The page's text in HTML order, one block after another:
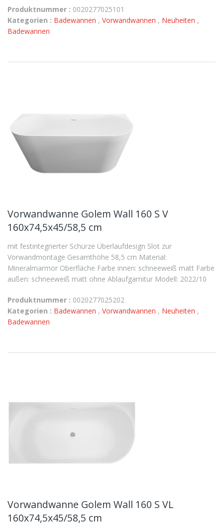
Produktnummer : 0020277025101
Kategorien : Badewannen , Vorwandwannen , Neuheiten ,
Badewannen
Vorwandwanne Golem Wall 160 S V
160x74,5x45/58,5 cm
mit festintegrierter Schürze Überlaufdesign Slot zur
Vorwandmontage Gesamthöhe 58,5 cm Material:
Mineralmarmor Oberfläche Farbe innen: schneeweiß matt Farbe
außen: schneeweiß matt ohne Ablaufgarnitur Modell: 2022/10
Produktnummer : 0020277025202
Kategorien : Badewannen , Vorwandwannen , Neuheiten ,
Badewannen
Vorwandwanne Golem Wall 160 S VL
160x74,5x45/58,5 cm